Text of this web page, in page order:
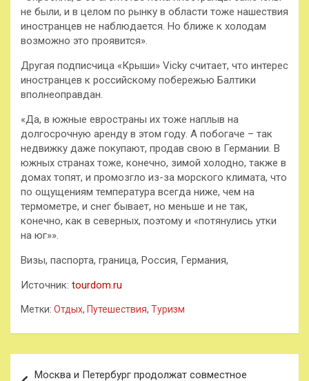
не были, и в целом по рынку в области тоже нашествия
иностранцев не наблюдается. Но ближе к холодам
возможно это проявится».
Другая подписчица «Крыши» Vicky считает, что интерес
иностранцев к российскому побережью Балтики
вполнеоправдан.
«Да, в южные евространы их тоже наплыв на
долгосрочную аренду в этом году. А побогаче – так
недвижку даже покупают, продав свою в Германии. В
южных странах тоже, конечно, зимой холодно, также в
домах топят, и промозгло из-за морского климата, что
по ощущениям температура всегда ниже, чем на
термометре, и снег бывает, но меньше и не так,
конечно, как в северных, поэтому и «потянулись утки
на юг»».
Визы, паспорта, граница, Россия, Германия,
Источник: tourdom.ru
Метки: Отдых, Путешествия, Туризм
Москва и Петербург продолжат совместное